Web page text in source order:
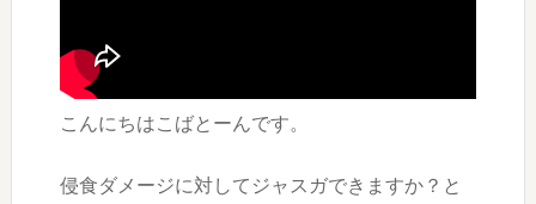
こんにちはこばとーんです。
侵食ダメージに対してジャスガできますか？と